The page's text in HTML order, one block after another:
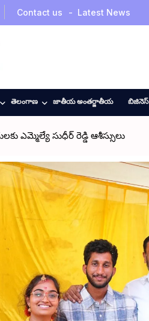
Contact us Latest News
తెలంగాణ జాతీయ అంతర్జాతీయ బిజినెస్
ఎమ్మెల్యే సుధీర్ రెడ్డి ఆశీస్సులు